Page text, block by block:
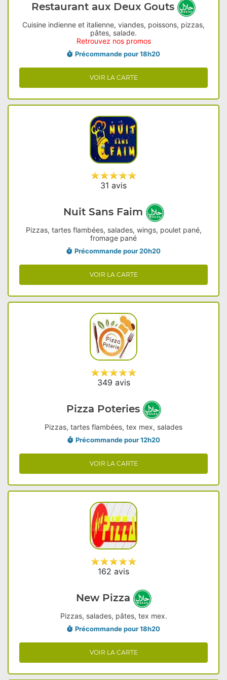
Restaurant aux Deux Gouts
Cuisine indienne et italienne, viandes, poissons, pizzas,
pâtes, salade.
Retrouvez nos promos
Précommande pour 18h20
VOIR LA CARTE
31 avis
Nuit Sans Faim
Pizzas, tartes flambées, salades, wings, poulet pané,
fromage pané
Précommande pour 20h20
VOIR LA CARTE
349 avis
Pizza Poteries
Pizzas, tartes flambées, tex mex, salades
Précommande pour 12h20
VOIR LA CARTE
162 avis
New Pizza
Pizzas, salades, pâtes, tex mex.
Précommande pour 18h20
VOIR LA CARTE